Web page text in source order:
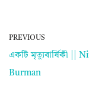
PREVIOUS
একটি মৃত্যুবার্ষিকী ||
Burman